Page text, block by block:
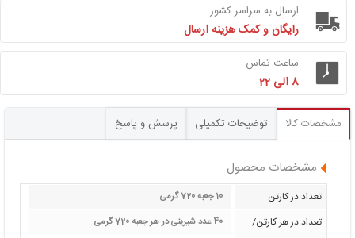
ارسال به سراسر کشور
رایگان و کمک هزینه ارسال
ساعت تماس
8 الی 22
مشخصات کالا توضیحات تکمیلی پرسش و پاسخ
مشخصات محصول
تعداد در کارتن 10 جعبه 720 گرمی
تعداد در هر کارتن/
40 عدد شیرینی در هر جعبه 720 گرمی